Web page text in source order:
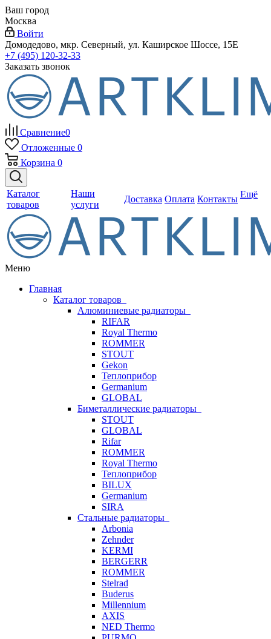
Ваш город
Москва
Войти
Домодедово, мкр. Северный, ул. Каширское Шоссе, 15Е
+7 (495) 120-32-33
Заказать звонок
Сравнение0
Отложенные 0
Корзина 0
Каталог
товаров
Наши
услуги
Доставка Оплата Контакты Ещё
Меню
Главная
Каталог товаров
Алюминиевые радиаторы
RIFAR
Royal Thermo
ROMMER
STOUT
Gekon
Теплоприбор
Germanium
GLOBAL
Биметаллические радиаторы
STOUT
GLOBAL
Rifar
ROMMER
Royal Thermo
Теплоприбор
BILUX
Germanium
SIRA
Стальные радиаторы
Arbonia
Zehnder
KERMI
BERGERR
ROMMER
Stelrad
Buderus
Millennium
AXIS
NED Thermo